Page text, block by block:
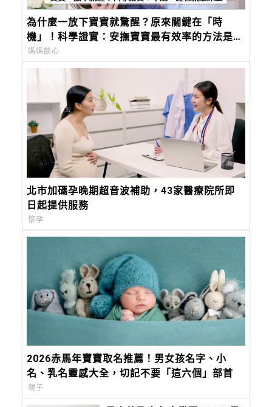
為什麼一放下寶寶就驚醒？原來關鍵在「時
機」！科學證實：安撫寶寶最有效率的方法是這
個
媽媽談心
北市加碼孕晚期超音波補助，43家醫療院所即
日起提供服務
懷孕
2026赤馬年寶寶取名推薦！男女孩名字、小
名、乳名靈感大全，切記不要「這六個」部首
親子